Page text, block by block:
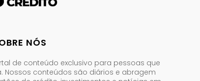
NÓS
de conteúdo exclusivo para pessoas que
Nossos conteúdos são diários e abragem